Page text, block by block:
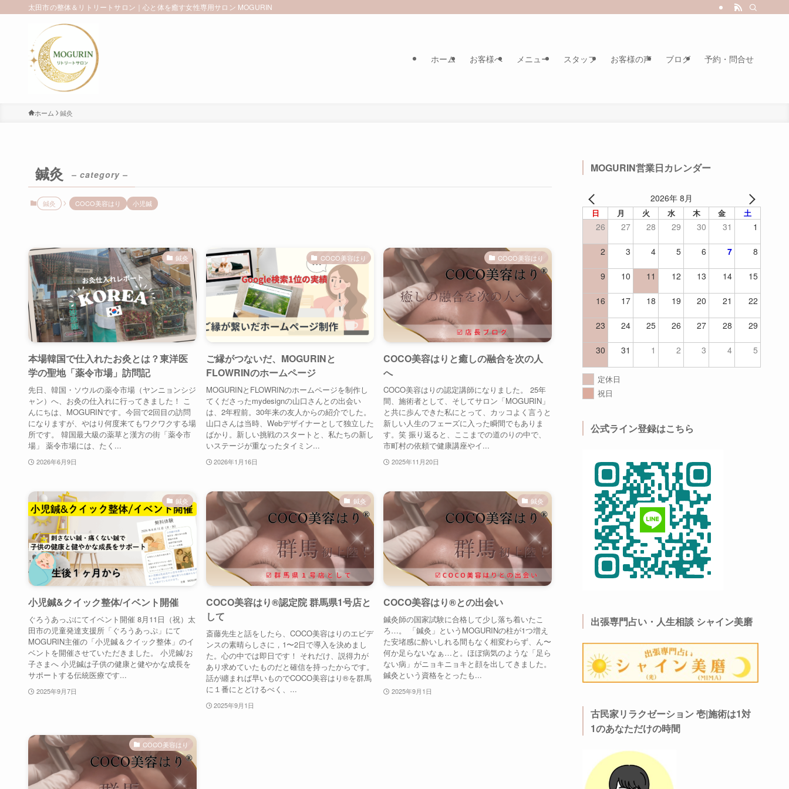
太田市の整体＆リトリートサロン｜心と体を癒す女性専用サロン MOGURIN
ホーム お客様へ メニュー スタッフ お客様の声 ブログ 予約・問合せ
ホーム 鍼灸
鍼灸 – category –
鍼灸 COCO美容はり 小児鍼
鍼灸
本場韓国で仕入れたお灸とは？東洋医
学の聖地「薬令市場」訪問記
先日、韓国・ソウルの薬令市場（ヤンニョンシジ
ャン）へ、お灸の仕入れに行ってきました！ こ
んにちは、MOGURINです。今回で2回目の訪問
になりますが、やはり何度来てもワクワクする場
所です。 韓国最大級の薬草と漢方の街「薬令市
場」 薬令市場には、たく...
2026年6月9日
COCO美容はり
ご縁がつないだ、MOGURINと
FLOWRINのホームページ
MOGURINとFLOWRINのホームページを制作し
てくださったmydesignの山口さんとの出会い
は、2年程前。30年来の友人からの紹介でした。
山口さんは当時、Webデザイナーとして独立した
ばかり。新しい挑戦のスタートと、私たちの新し
いステージが重なったタイミン...
2026年1月16日
COCO美容はり
COCO美容はりと癒しの融合を次の人
へ
COCO美容はりの認定講師になりました。 25年
間、施術者として、そしてサロン「MOGURIN」
と共に歩んできた私にとって、カッコよく言うと
新しい人生のフェーズに入った瞬間でもありま
す。笑 振り返ると、ここまでの道のりの中で、
市町村の依頼で健康講座やイ...
2025年11月20日
鍼灸
小児鍼&クイック整体/イベント開催
ぐろうあっぷにてイベント開催 8月11日（祝）太
田市の児童発達支援所「ぐろうあっぷ」にて
MOGURIN主催の「小児鍼＆クイック整体」のイ
ベントを開催させていただきました。 小児鍼/お
子さまへ 小児鍼は子供の健康と健やかな成長を
サポートする伝統医療です...
2025年9月7日
鍼灸
COCO美容はり®︎認定院 群馬県1号店と
して
斎藤先生と話をしたら、COCO美容はりのエビデ
ンスの素晴らしさに，1〜2日で導入を決めまし
た。心の中では即日です！ それだけ、説得力が
あり求めていたものだと確信を持ったからです。
話が纏まれば早いものでCOCO美容はり®︎を群馬
に１番にとどけるべく、...
2025年9月1日
鍼灸
COCO美容はり®︎との出会い
鍼灸師の国家試験に合格して少し落ち着いたこ
ろ…。 「鍼灸」というMOGURINの柱が1つ増え
た安堵感に酔いしれる間もなく相変わらず、ん〜
何か足らないなぁ…と。ほぼ病気のような「足ら
ない病」がニョキニョキと顔を出してきました。
鍼灸という資格をとったも...
2025年9月1日
COCO美容はり
MOGURIN営業日カレンダー
2026年 8月
日 月 火 水 木 金 土
26 27 28 29 30 31 1
2 3 4 5 6 7 8
9 10 11 12 13 14 15
16 17 18 19 20 21 22
23 24 25 26 27 28 29
30 31 1 2 3 4 5
定休日
祝日
公式ライン登録はこちら
出張専門占い・人生相談 シャイン美磨
古民家リラクゼーション 壱|施術は1対
1のあなただけの時間